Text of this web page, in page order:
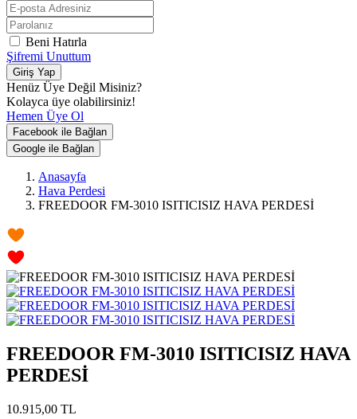
Beni Hatırla
Şifremi Unuttum
Giriş Yap
Henüz Üye Değil Misiniz?
Kolayca üye olabilirsiniz!
Hemen Üye Ol
Facebook ile Bağlan
Google ile Bağlan
Anasayfa
Hava Perdesi
FREEDOOR FM-3010 ISITICISIZ HAVA PERDESİ
FREEDOOR FM-3010 ISITICISIZ HAVA
PERDESİ
10.915,00 TL